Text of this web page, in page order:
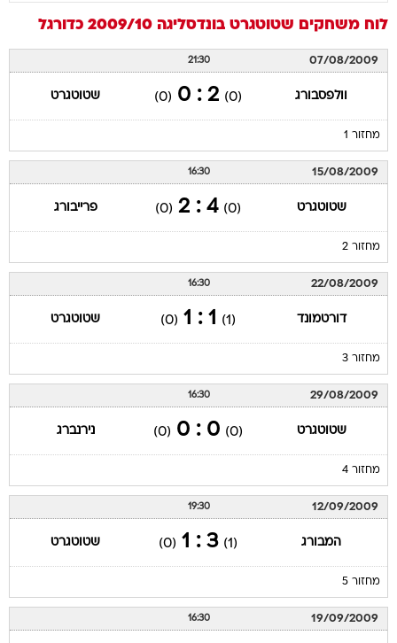
לוח משחקים שטוטגרט בונדסליגה 2009/10 כדורגל
07/08/2009
21:30
וולפסבורג (0)
2 : 0
(0) שטוטגרט
מחזור 1
15/08/2009
16:30
שטוטגרט (0)
4 : 2
(0) פרייבורג
מחזור 2
22/08/2009
16:30
דורטמונד (1)
1 : 1
(0) שטוטגרט
מחזור 3
29/08/2009
16:30
שטוטגרט (0)
0 : 0
(0) נירנברג
מחזור 4
12/09/2009
19:30
המבורג (1)
3 : 1
(0) שטוטגרט
מחזור 5
19/09/2009
16:30